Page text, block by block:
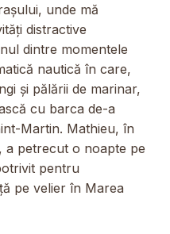
unde mă
distractive
dintre momentele
nautică în care,
și pălării de marinar,
cu barca de-a
Martin. Mathieu, în
a petrecut o noapte pe
pentru
pe velier în Marea